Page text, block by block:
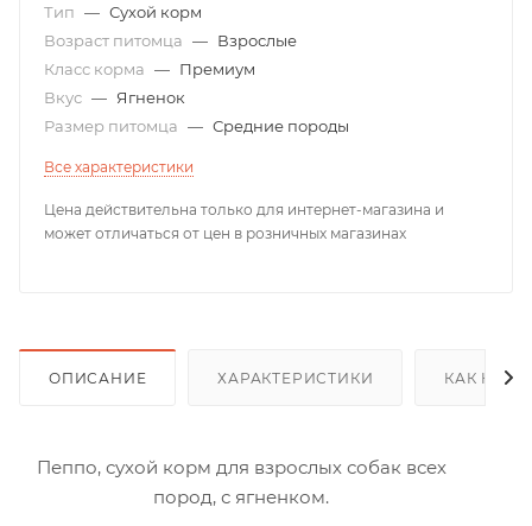
Тип — Сухой корм
Возраст питомца — Взрослые
Класс корма — Премиум
Вкус — Ягненок
Размер питомца — Средние породы
Все характеристики
Цена действительна только для интернет-магазина и
может отличаться от цен в розничных магазинах
ОПИСАНИЕ ХАРАКТЕРИСТИКИ КАК
Пеппо, сухой корм для взрослых собак всех
пород, с ягненком.